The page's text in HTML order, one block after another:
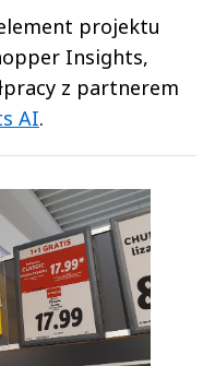
projektu
Insights,
z partnerem
AI.